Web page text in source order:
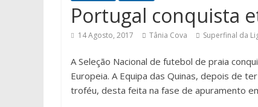
Portugal conquista
14 Agosto, 2017 Tânia Cova Superfinal da
A Seleção Nacional de futebol de praia
Europeia. A Equipa das Quinas, depois de
troféu, desta feita na fase de apuramento